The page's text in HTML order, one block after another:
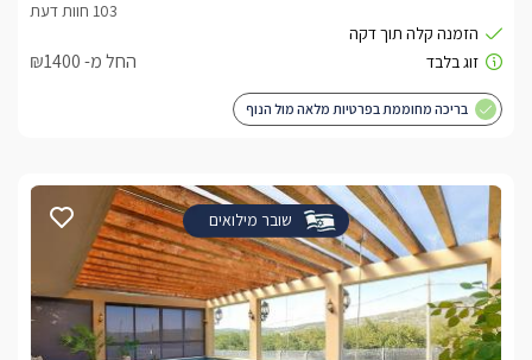
החל מ- ₪1400
בריכה מחוממת בפרטיות מלאה מול הנוף
שובר מילואים